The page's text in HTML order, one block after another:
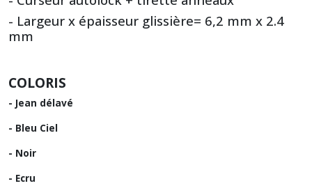
- Largeur x épaisseur glissière= 6,2 mm x 2.4
mm
COLORIS
- Jean délavé
- Bleu Ciel
- Noir
- Ecru